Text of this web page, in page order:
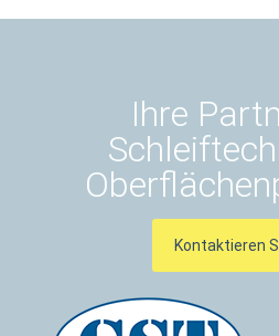
Ihre
Kontaktieren